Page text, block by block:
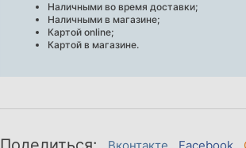
Наличными во время доставки;
Наличными в магазине;
Картой online;
Картой в магазине.
Вконтакте Facebook